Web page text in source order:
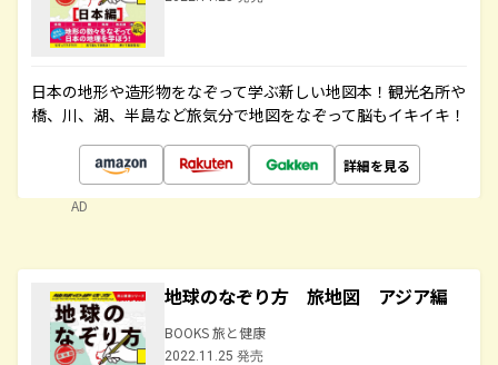
日本の地形や造形物をなぞって学ぶ新しい地図本！観光名所や
橋、川、湖、半島など旅気分で地図をなぞって脳もイキイキ！
詳細を見る
AD
地球のなぞり方 旅地図 アジア編
BOOKS 旅と健康
2022.11.25 発売